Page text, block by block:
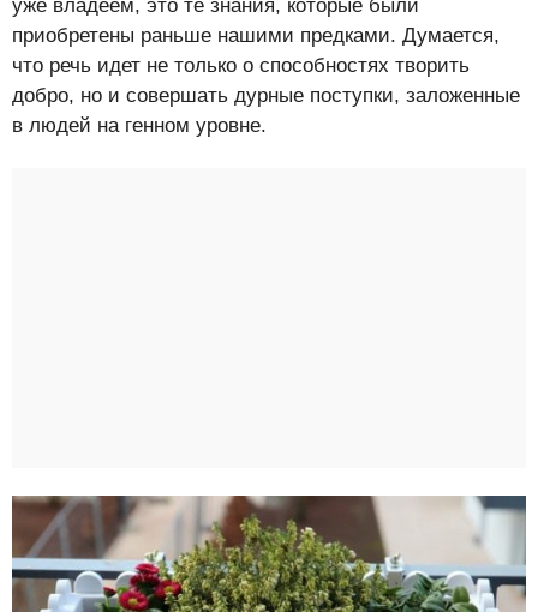
уже владеем, это те знания, которые были
приобретены раньше нашими предками. Думается,
что речь идет не только о способностях творить
добро, но и совершать дурные поступки, заложенные
в людей на генном уровне.